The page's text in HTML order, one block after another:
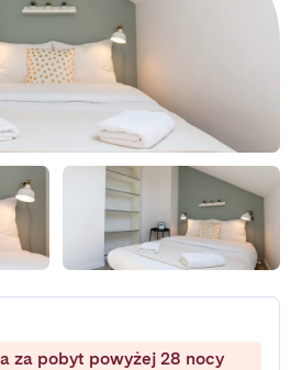
za pobyt powyżej 28 nocy